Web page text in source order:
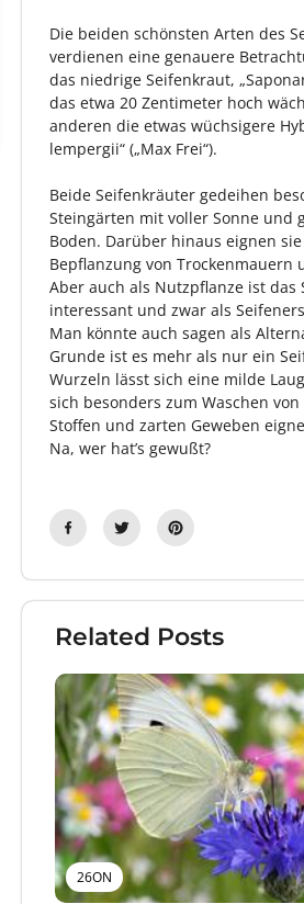
Die beiden schönsten Arten des
verdienen eine genauere
das niedrige Seifenkraut,
das etwa 20 Zentimeter hoch
anderen die etwas wüchsigere
lempergii“ („Max Frei“).
Beide Seifenkräuter gedeihen
Steingärten mit voller Sonne und
Boden. Darüber hinaus eignen
Bepflanzung von Trockenmauern
Aber auch als Nutzpflanze ist das
interessant und zwar als
Man könnte auch sagen als
Grunde ist es mehr als nur ein
Wurzeln lässt sich eine milde
sich besonders zum Waschen
Stoffen und zarten Geweben
Na, wer hat’s gewußt?
Related Posts
26ON